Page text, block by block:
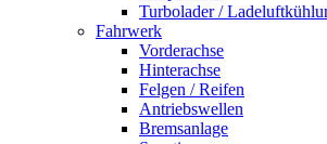
Turbolader /
Fahrwerk
Vorderachse
Hinterachse
Felgen / Reifen
Antriebswellen
Bremsanlage